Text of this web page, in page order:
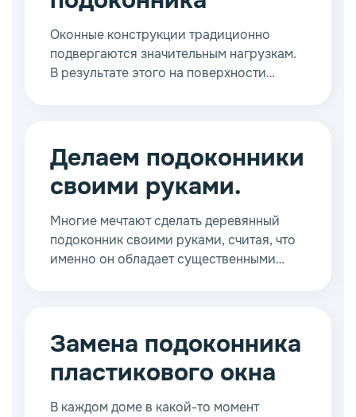
Оконные конструкции традиционно
подвергаются значительным нагрузкам.
В результате этого на поверхности
внешний вид и оставляют не очень
приятное впечатление.
Делаем подоконники
своими руками.
Многие мечтают сделать деревянный
подоконник своими руками, считая, что
именно он обладает существенными
Замена подоконника
пластикового окна
В каждом доме в какой-то момент